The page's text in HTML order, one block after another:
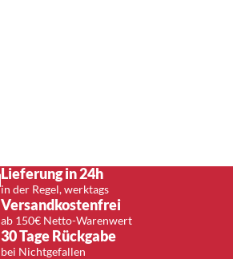
Lieferung in 24h
in der Regel, werktags
Versandkostenfrei
ab 150€ Netto-Warenwert
30 Tage Rückgabe
bei Nichtgefallen